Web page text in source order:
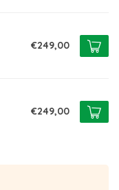
€249,00
€249,00